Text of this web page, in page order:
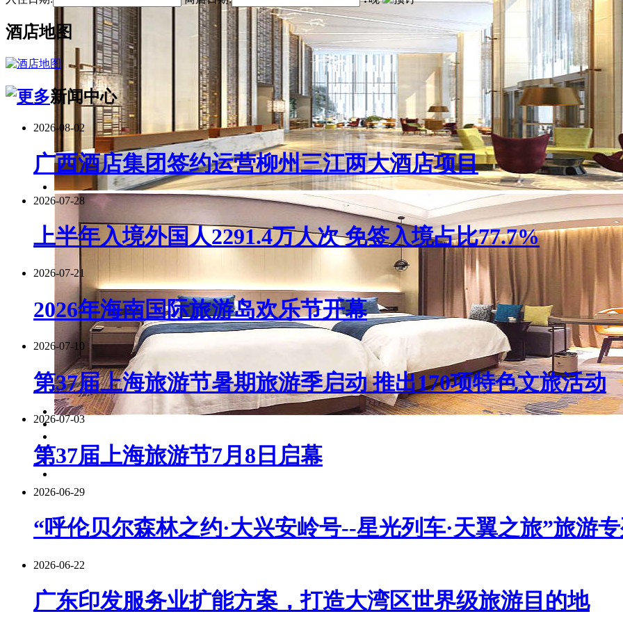
酒店地图
新闻中心
2026-08-02
广西酒店集团签约运营柳州三江两大酒店项目
2026-07-28
上半年入境外国人2291.4万人次 免签入境占比77.7%
2026-07-21
2026年海南国际旅游岛欢乐节开幕
2026-07-10
第37届上海旅游节暑期旅游季启动 推出170项特色文旅活动
2026-07-03
第37届上海旅游节7月8日启幕
2026-06-29
“呼伦贝尔森林之约·大兴安岭号--星光列车·天翼之旅”旅游
2026-06-22
广东印发服务业扩能方案，打造大湾区世界级旅游目的地